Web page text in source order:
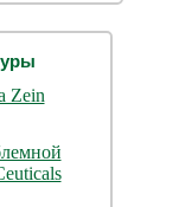
Zein